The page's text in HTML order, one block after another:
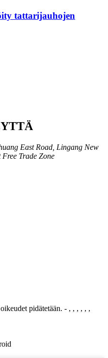
tattarijauhojen
East Road, Lingang New
Trade Zone
pidätetään. - , , , , , ,